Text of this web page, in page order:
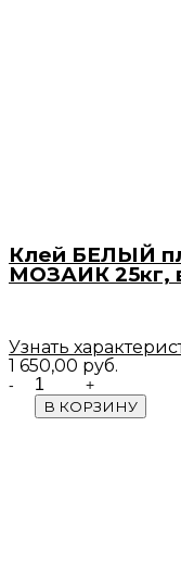
Клей БЕЛЫЙ
МОЗАИК 25кг,
Узнать
1 650,00 руб.
Quantity
В КОРЗИНУ